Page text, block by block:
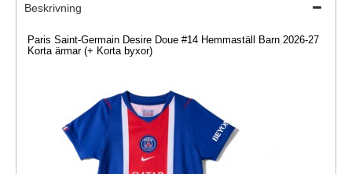
Beskrivning
Paris Saint-Germain Desire Doue #14 Hemmaställ Barn 2026-27
Korta ärmar (+ Korta byxor)